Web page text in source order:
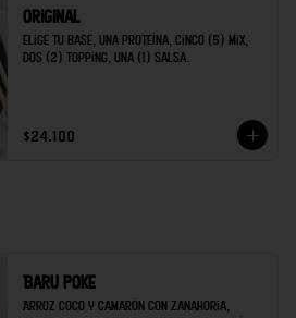
Original
Elige tu base, una proteína, cinco (5) mix,
dos (2) topping, una (1) salsa.
$24.100
Baru poke
Arroz coco y camarón con zanahoria,